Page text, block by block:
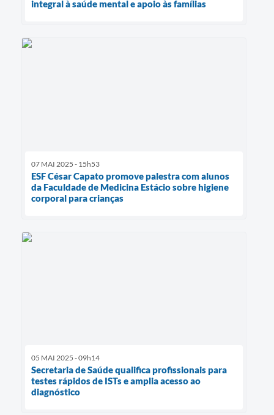
integral à saúde mental e apoio às famílias
07 MAI 2025 - 15h53
ESF César Capato promove palestra com alunos
da Faculdade de Medicina Estácio sobre higiene
corporal para crianças
05 MAI 2025 - 09h14
Secretaria de Saúde qualifica profissionais para
testes rápidos de ISTs e amplia acesso ao
diagnóstico